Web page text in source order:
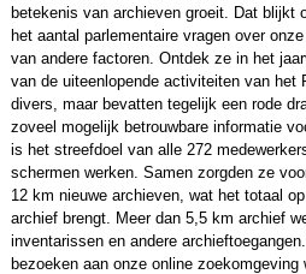
betekenis van archieven groeit. Dat blijkt
het aantal parlementaire vragen over
van andere factoren. Ontdek ze in het
van de uiteenlopende activiteiten van het
divers, maar bevatten tegelijk een rode
zoveel mogelijk betrouwbare informatie
is het streefdoel van alle 272
schermen werken. Samen zorgden ze
12 km nieuwe archieven, wat het totaal
archief brengt. Meer dan 5,5 km archief
inventarissen en andere
bezoeken aan onze online zoekomgeving